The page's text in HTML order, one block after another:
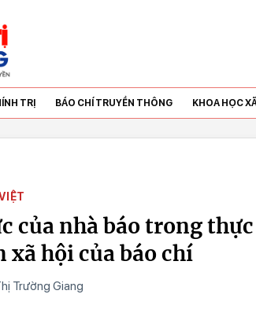
TRỊ BÁO CHÍ TRUYỀN THÔNG KHOA HỌC
của nhà báo trong
xã hội của báo chí
Trường Giang